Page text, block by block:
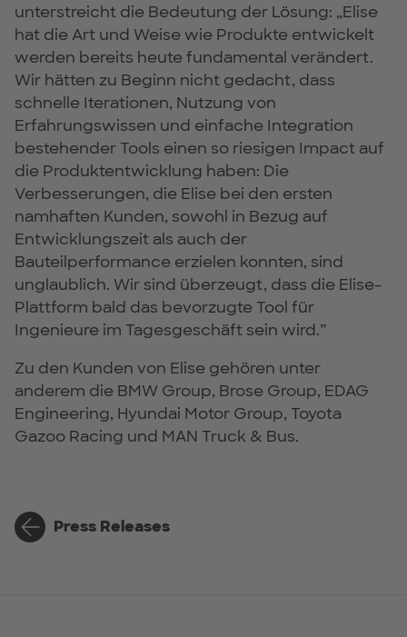
unterstreicht die Bedeutung der Lösung: „Elise
hat die Art und Weise wie Produkte entwickelt
werden bereits heute fundamental verändert.
Wir hätten zu Beginn nicht gedacht, dass
schnelle Iterationen, Nutzung von
Erfahrungswissen und einfache Integration
bestehender Tools einen so riesigen Impact auf
die Produktentwicklung haben: Die
Verbesserungen, die Elise bei den ersten
namhaften Kunden, sowohl in Bezug auf
Entwicklungszeit als auch der
Bauteilperformance erzielen konnten, sind
unglaublich. Wir sind überzeugt, dass die Elise-
Plattform bald das bevorzugte Tool für
Ingenieure im Tagesgeschäft sein wird.”
Zu den Kunden von Elise gehören unter
anderem die BMW Group, Brose Group, EDAG
Engineering, Hyundai Motor Group, Toyota
Gazoo Racing und MAN Truck & Bus.
Press Releases